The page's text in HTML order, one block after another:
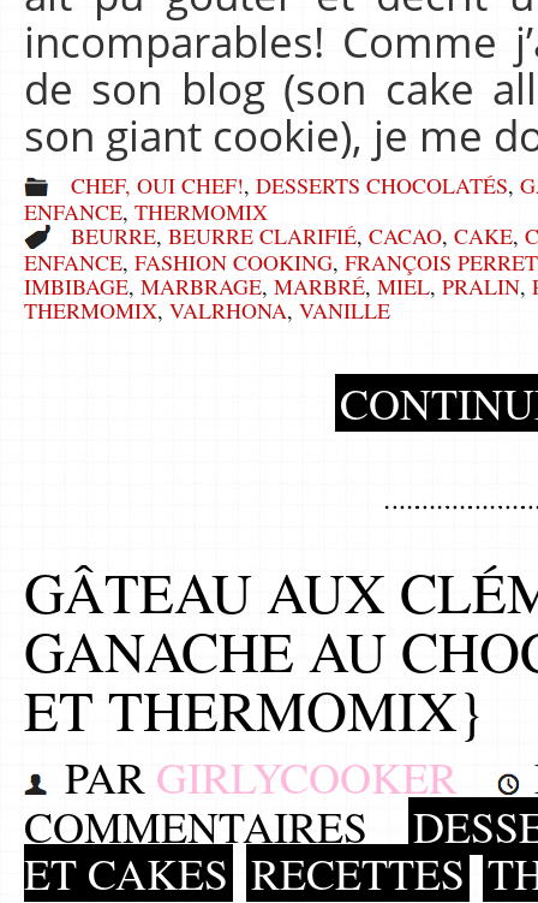
incomparables! Comme
de son blog (son cake
son giant cookie), je me
CHEF, OUI CHEF!, DESSERTS CHOCOLATÉS,
ENFANCE, THERMOMIX
BEURRE, BEURRE CLARIFIÉ, CACAO, CAKE,
ENFANCE, FASHION COOKING, FRANÇOIS PERRET
IMBIBAGE, MARBRAGE, MARBRÉ, MIEL, PRALIN,
THERMOMIX, VALRHONA, VANILLE
GÂTEAU AUX
GANACHE AU
ET THERMOMIX}
PAR GIRLYCOOKER
COMMENTAIRES
ET CAKES RECETTES